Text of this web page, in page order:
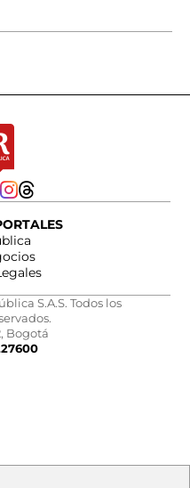
S.A.S. Todos los
Bogotá